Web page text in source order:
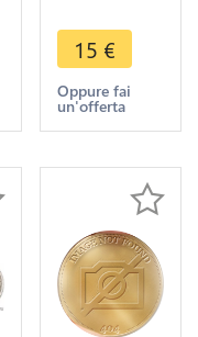
1869 H
Birmingham
->Make
offer
15 €
Oppure fai
un'offerta